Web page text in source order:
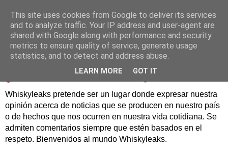
Whiskyleaks pretende ser un lugar donde expresar nuestra
opinión acerca de noticias que se producen en nuestro país
o de hechos que nos ocurren en nuestra vida cotidiana. Se
admiten comentarios siempre que estén basados en el
respeto. Bienvenidos al mundo Whiskyleaks.
This site uses cookies from Google to deliver its services
and to analyze traffic. Your IP address and user-agent are
shared with Google along with performance and security
metrics to ensure quality of service, generate usage
statistics, and to detect and address abuse.
LEARN MORE GOT IT